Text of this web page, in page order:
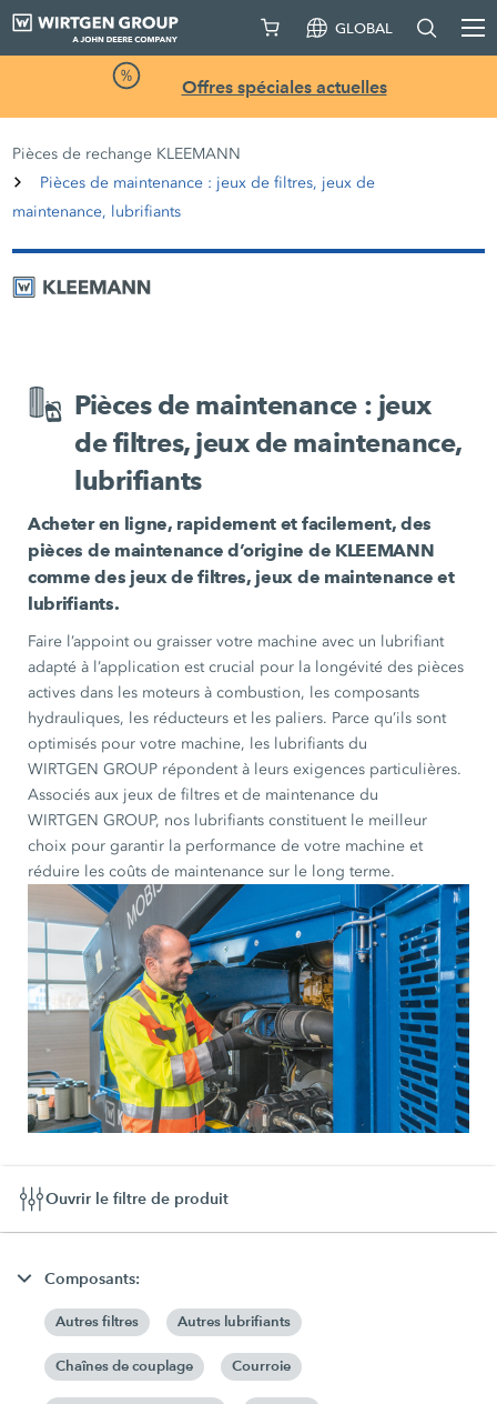
GLOBAL
Offres spéciales actuelles
Pièces de rechange KLEEMANN
Pièces de maintenance : jeux de filtres, jeux de
maintenance, lubrifiants
Pièces de maintenance : jeux
de filtres, jeux de maintenance,
lubrifiants
Acheter en ligne, rapidement et facilement, des
pièces de maintenance d’origine de KLEEMANN
comme des jeux de filtres, jeux de maintenance et
lubrifiants.
Faire l’appoint ou graisser votre machine avec un lubrifiant
adapté à l’application est crucial pour la longévité des pièces
actives dans les moteurs à combustion, les composants
hydrauliques, les réducteurs et les paliers. Parce qu’ils sont
optimisés pour votre machine, les lubrifiants du
WIRTGEN GROUP répondent à leurs exigences particulières.
Associés aux jeux de filtres et de maintenance du
WIRTGEN GROUP, nos lubrifiants constituent le meilleur
choix pour garantir la performance de votre machine et
réduire les coûts de maintenance sur le long terme.
Ouvrir le filtre de produit
Composants:
Autres filtres Autres lubrifiants
Chaînes de couplage Courroie